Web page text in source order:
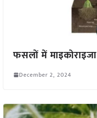
फसलों में
December 2, 2024